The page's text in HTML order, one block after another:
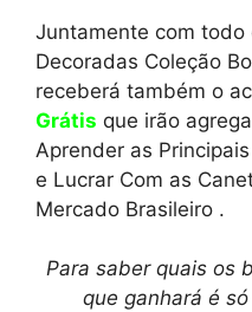
Juntamente com
Decoradas Coleção
receberá também o
Grátis que irão
Aprender as
e Lucrar Com as
Mercado Brasileiro .
Para saber quais os
que ganhará é